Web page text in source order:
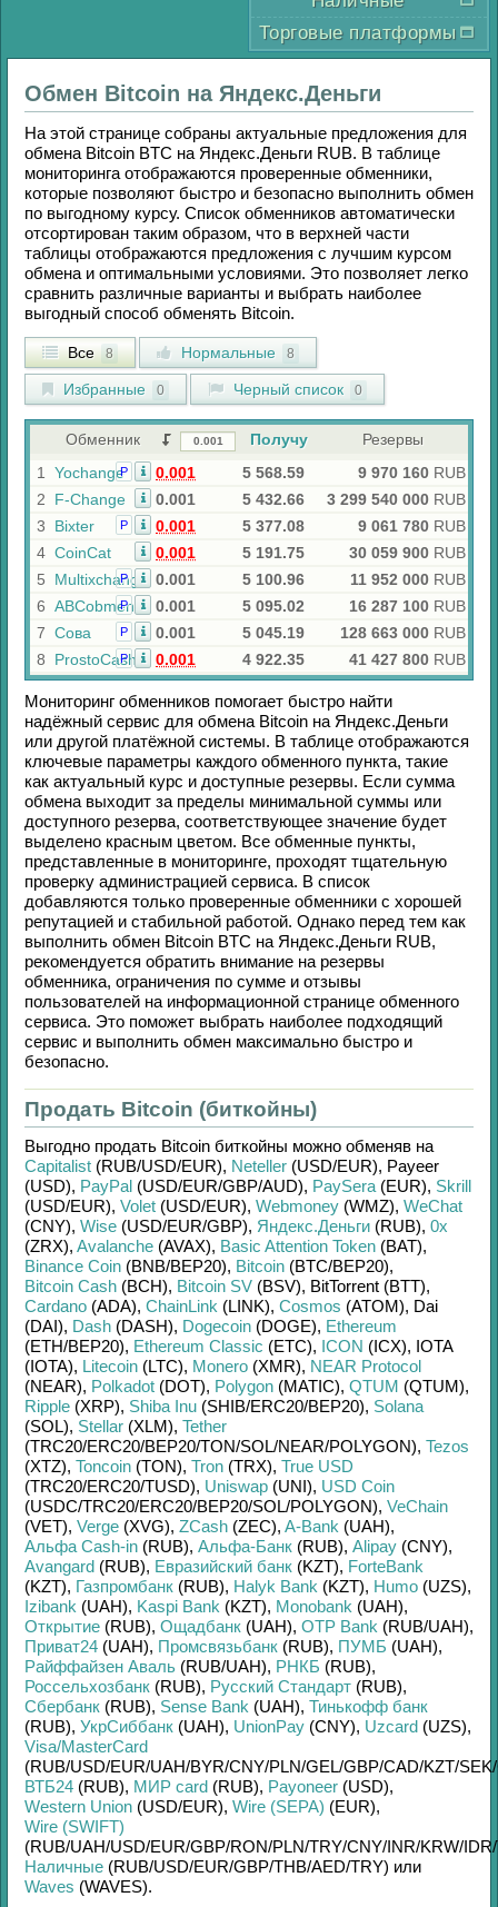
Торговые платформы
Обмен Bitcoin на Яндекс.Деньги
На этой странице собраны актуальные предложения для
обмена Bitcoin BTC на Яндекс.Деньги RUB. В таблице
мониторинга отображаются проверенные обменники,
которые позволяют быстро и безопасно выполнить обмен
по выгодному курсу. Список обменников автоматически
отсортирован таким образом, что в верхней части
таблицы отображаются предложения с лучшим курсом
обмена и оптимальными условиями. Это позволяет легко
сравнить различные варианты и выбрать наиболее
выгодный способ обменять Bitcoin.
Все 8 Нормальные 8
Избранные 0 Черный список 0
Обменник Получу
Резервы
1
YochangeР 0.001 5 568.59 9 970 160 RUB
2
F-Change 0.001 5 432.66 3 299 540 000 RUB
3
Bixter Р 0.001 5 377.08 9 061 780 RUB
4 CoinCat 0.001 5 191.75 30 059 900 RUB
5
Multixchange
Р 0.001 5 100.96 11 952 000 RUB
6 ABCobmen
Р 0.001 5 095.02 16 287 100 RUB
7 Сова Р 0.001 5 045.19 128 663 000 RUB
8
ProstoCash
Р 0.001 4 922.35 41 427 800 RUB
Мониторинг обменников помогает быстро найти
надёжный сервис для обмена Bitcoin на Яндекс.Деньги
или другой платёжной системы. В таблице отображаются
ключевые параметры каждого обменного пункта, такие
как актуальный курс и доступные резервы. Если сумма
обмена выходит за пределы минимальной суммы или
доступного резерва, соответствующее значение будет
выделено красным цветом. Все обменные пункты,
представленные в мониторинге, проходят тщательную
проверку администрацией сервиса. В список
добавляются только проверенные обменники с хорошей
репутацией и стабильной работой. Однако перед тем как
выполнить обмен Bitcoin BTC на Яндекс.Деньги RUB,
рекомендуется обратить внимание на резервы
обменника, ограничения по сумме и отзывы
пользователей на информационной странице обменного
сервиса. Это поможет выбрать наиболее подходящий
сервис и выполнить обмен максимально быстро и
безопасно.
Продать Bitcoin (биткойны)
Выгодно продать Bitcoin биткойны можно обменяв на
Capitalist (RUB/USD/EUR), Neteller (USD/EUR), Payeer
(USD), PayPal (USD/EUR/GBP/AUD), PaySera (EUR), Skrill
(USD/EUR), Volet (USD/EUR), Webmoney (WMZ), WeChat
(CNY), Wise (USD/EUR/GBP), Яндекс.Деньги (RUB), 0x
(ZRX), Avalanche (AVAX), Basic Attention Token (BAT),
Binance Coin (BNB/BEP20), Bitcoin (BTC/BEP20),
Bitcoin Cash (BCH), Bitcoin SV (BSV), BitTorrent (BTT),
Cardano (ADA), ChainLink (LINK), Cosmos (ATOM), Dai
(DAI), Dash (DASH), Dogecoin (DOGE), Ethereum
(ETH/BEP20), Ethereum Classic (ETC), ICON (ICX), IOTA
(IOTA), Litecoin (LTC), Monero (XMR), NEAR Protocol
(NEAR), Polkadot (DOT), Polygon (MATIC), QTUM (QTUM),
Ripple (XRP), Shiba Inu (SHIB/ERC20/BEP20), Solana
(SOL), Stellar (XLM), Tether
(TRC20/ERC20/BEP20/TON/SOL/NEAR/POLYGON), Tezos
(XTZ), Toncoin (TON), Tron (TRX), True USD
(TRC20/ERC20/TUSD), Uniswap (UNI), USD Coin
(USDC/TRC20/ERC20/BEP20/SOL/POLYGON), VeChain
(VET), Verge (XVG), ZCash (ZEC), A-Bank (UAH),
Альфа Cash-in (RUB), Альфа-Банк (RUB), Alipay (CNY),
Avangard (RUB), Евразийский банк (KZT), ForteBank
(KZT), Газпромбанк (RUB), Halyk Bank (KZT), Humo (UZS),
Izibank (UAH), Kaspi Bank (KZT), Monobank (UAH),
Открытие (RUB), Ощадбанк (UAH), OTP Bank (RUB/UAH),
Приват24 (UAH), Промсвязьбанк (RUB), ПУМБ (UAH),
Райффайзен Аваль (RUB/UAH), РНКБ (RUB),
Россельхозбанк (RUB), Русский Стандарт (RUB),
Сбербанк (RUB), Sense Bank (UAH), Тинькофф банк
(RUB), УкрСиббанк (UAH), UnionPay (CNY), Uzcard (UZS),
Visa/MasterCard
(RUB/USD/EUR/UAH/BYR/CNY/PLN/GEL/GBP/CAD/KZT/SEK/
ВТБ24 (RUB), МИР card (RUB), Payoneer (USD),
Western Union (USD/EUR), Wire (SEPA) (EUR),
Wire (SWIFT)
(RUB/UAH/USD/EUR/GBP/RON/PLN/TRY/CNY/INR/KRW/IDR/
Наличные (RUB/USD/EUR/GBP/THB/AED/TRY) или
Waves (WAVES).